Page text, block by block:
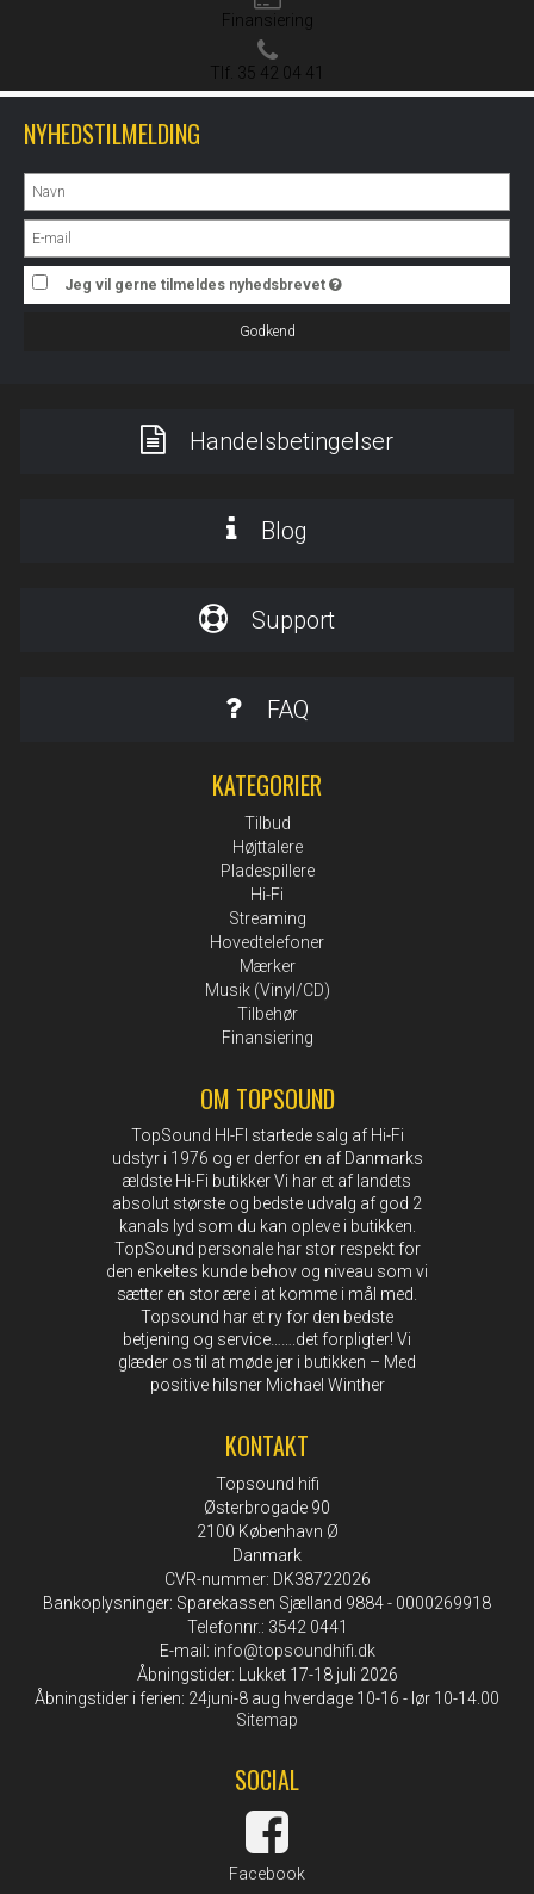
Finansiering
Tlf. 35 42 04 41
NYHEDSTILMELDING
Jeg vil gerne tilmeldes nyhedsbrevet
Godkend
Handelsbetingelser
Blog
Support
FAQ
KATEGORIER
Tilbud
Højttalere
Pladespillere
Hi-Fi
Streaming
Hovedtelefoner
Mærker
Musik (Vinyl/CD)
Tilbehør
Finansiering
OM TOPSOUND
TopSound HI-FI startede salg af Hi-Fi
udstyr i 1976 og er derfor en af Danmarks
ældste Hi-Fi butikker Vi har et af landets
absolut største og bedste udvalg af god 2
kanals lyd som du kan opleve i butikken.
TopSound personale har stor respekt for
den enkeltes kunde behov og niveau som vi
sætter en stor ære i at komme i mål med.
Topsound har et ry for den bedste
betjening og service…….det forpligter! Vi
glæder os til at møde jer i butikken – Med
positive hilsner Michael Winther
KONTAKT
Topsound hifi
Østerbrogade 90
2100 København Ø
Danmark
CVR-nummer: DK38722026
Bankoplysninger: Sparekassen Sjælland 9884 - 0000269918
Telefonnr.: 3542 0441
E-mail : info@topsoundhifi.dk
Åbningstider: Lukket 17-18 juli 2026
Åbningstider i ferien: 24juni-8 aug hverdage 10-16 - lør 10-14.00
Sitemap
SOCIAL
Facebook